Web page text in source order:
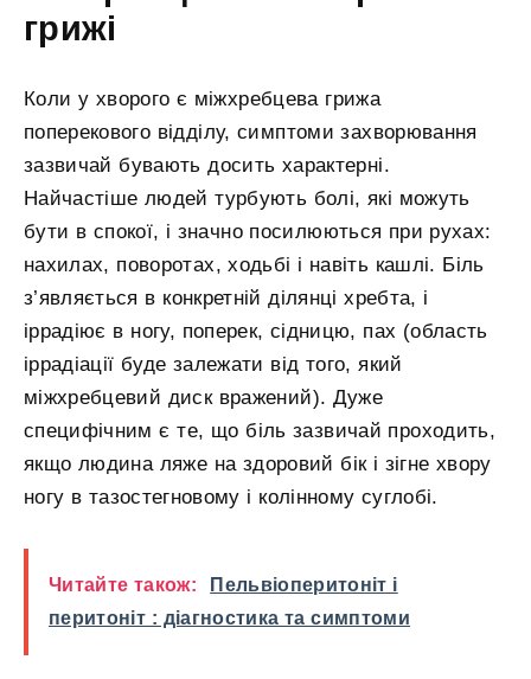
грижі
Коли у хворого є міжхребцева грижа
поперекового відділу, симптоми захворювання
зазвичай бувають досить характерні.
Найчастіше людей турбують болі, які можуть
бути в спокої, і значно посилюються при рухах:
нахилах, поворотах, ходьбі і навіть кашлі. Біль
з’являється в конкретній ділянці хребта, і
іррадіює в ногу, поперек, сідницю, пах (область
іррадіації буде залежати від того, який
міжхребцевий диск вражений). Дуже
специфічним є те, що біль зазвичай проходить,
якщо людина ляже на здоровий бік і зігне хвору
ногу в тазостегновому і колінному суглобі.
Читайте також:
Пельвіоперитоніт і
перитоніт : діагностика та симптоми